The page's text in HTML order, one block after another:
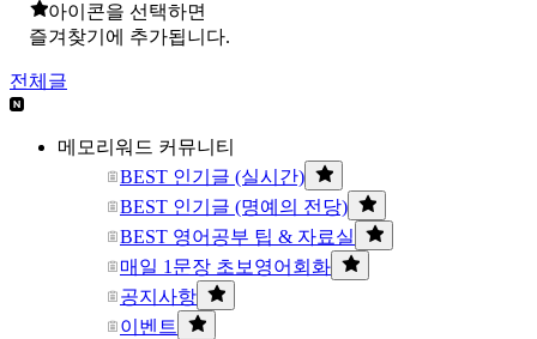
아이콘을 선택하면
즐겨찾기에 추가됩니다.
전체글
메모리워드 커뮤니티
BEST 인기글 (실시간)
BEST 인기글 (명예의 전당)
BEST 영어공부 팁 & 자료실
매일 1문장 초보영어회화
공지사항
이벤트